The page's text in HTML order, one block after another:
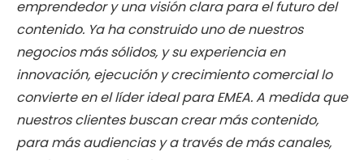
emprendedor y una visión clara para el futuro del
contenido. Ya ha construido uno de nuestros
negocios más sólidos, y su experiencia en
innovación, ejecución y crecimiento comercial lo
convierte en el líder ideal para EMEA. A medida que
nuestros clientes buscan crear más contenido,
para más audiencias y a través de más canales,